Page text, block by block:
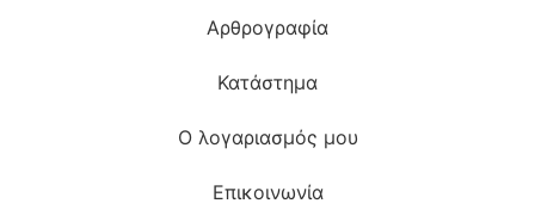
Αρθρογραφία
Κατάστημα
Ο λογαριασμός μου
Επικοινωνία